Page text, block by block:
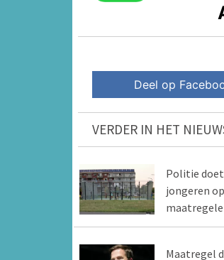
Deel op
VERDER IN HET
Politie
jongeren
Maatregel